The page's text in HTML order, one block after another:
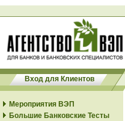
Вход для Клиентов
Мероприятия ВЭП
Большие Банковские Тесты